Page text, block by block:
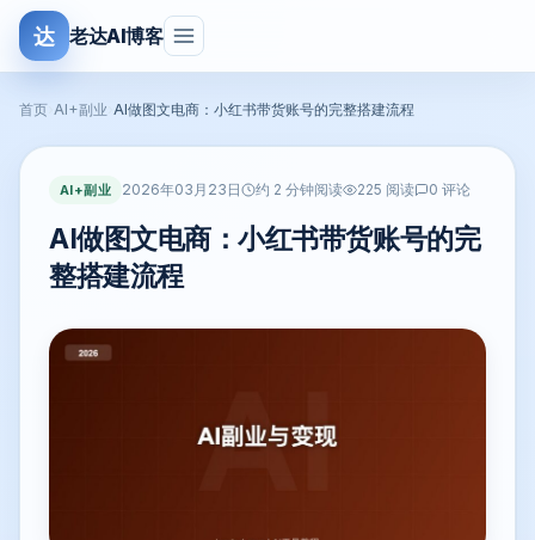
达 老达AI博客
首页 AI+副业 AI做图文电商：小红书带货账号的完整搭建流程
AI+副业 2026年03月23日 约 2 分钟阅读 225 阅读 0 评论
AI做图文电商：小红书带货账号的完
整搭建流程